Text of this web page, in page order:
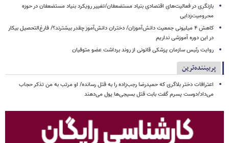
بازنگری در فعالیت‌های اقتصادی بنیاد مستضعفان/تغییر رویکرد بنیاد مستضعفان در حوزه
محرومیت‌زدایی
کاهش ۴ میلیونی جمعیت دانش‌آموزان/ دختران دانش‌آموز چقدر بیشترند؟/ فارغ‌التحصیل بیکار
در این دوره آموزشی نداریم
روایت رئیس سازمان پزشکی قانونی از روند برداشت عضو متوفیان
پربیننده‌ترین
اعترافات دختر بلاگری که حمیدرضا رجب‌زاده را به قتل رسانده/ او مرتب به من تذکر حجاب
می‌داد/دوست پسرم گفت بابت قتل بسیجی‌ها پول می‌دهند